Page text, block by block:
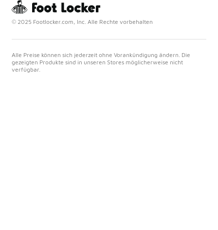
© 2025 Footlocker.com, Inc. Alle Rechte vorbehalten
Alle Preise können sich jederzeit ohne Vorankündigung ändern. Die
gezeigten Produkte sind in unseren Stores möglicherweise nicht
verfügbar.